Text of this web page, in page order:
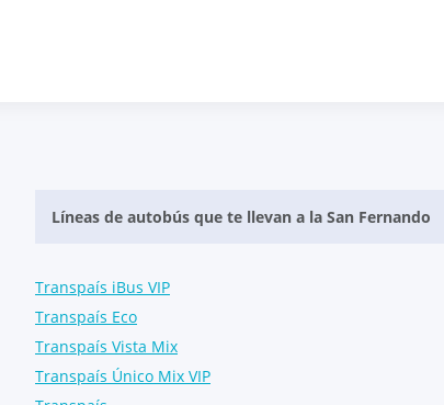
Líneas de autobús que te llevan a la San Fernando
Transpaís iBus VIP
Transpaís Eco
Transpaís Vista Mix
Transpaís Único Mix VIP